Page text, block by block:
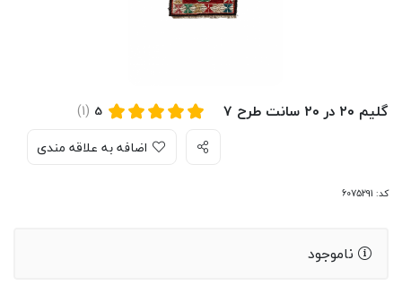
گلیم ۲۰ در ۲۰ سانت طرح ۷ 5
(1)
اضافه به علاقه مندی
کد: 6075291
ناموجود